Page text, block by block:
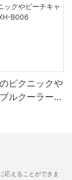
ピクニックや
ルクーラーバ
応えることができま